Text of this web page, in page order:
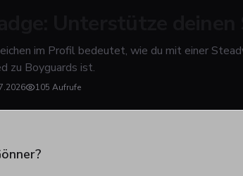
im Profil bedeutet, wie du mit einer
zu Boyguards ist.
105 Aufrufe